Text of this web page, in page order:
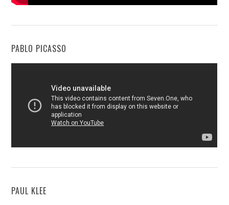
PABLO PICASSO
PAUL KLEE